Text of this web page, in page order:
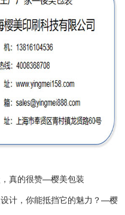
真的很赞—樱美包装
计，你能抵挡它的魅力？—樱